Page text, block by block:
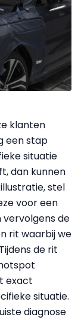
klanten
een stap
situatie
dan kunnen
stel
voor een
de
rit waarbij we
de rit
exact
situatie.
diagnose